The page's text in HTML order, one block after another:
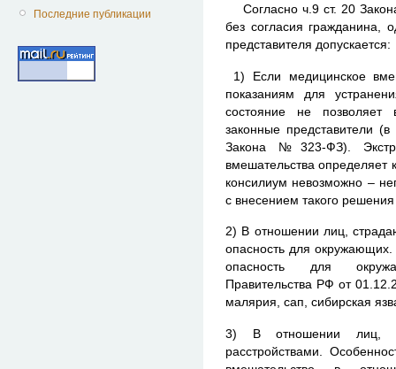
Последние публикации
Согласно ч.9 ст. 20
без согласия гражданина,
представителя допускается:
1) Если медицинское
показаниям для
состояние не позволяет
законные представители (в
Закона №323-ФЗ).
вмешательства определяет
консилиум невозможно –
с внесением такого
2) В отношении лиц,
опасность для
опасность для
Правительства РФ от
малярия, сап, сибирская
3) В отношении лиц,
расстройствами.